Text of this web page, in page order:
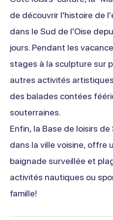
de découvrir l'histoire de
dans le Sud de l'Oise
jours. Pendant les
stages à la sculpture sur
autres activités
des balades contées
souterraines.
Enfin, la Base de loisirs
dans la ville voisine, offre
baignade surveillée et
activités nautiques ou
famille!